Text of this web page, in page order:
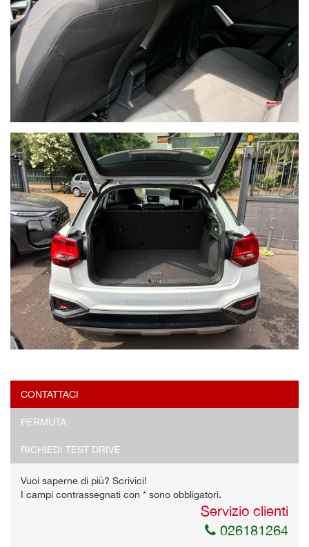
CONTATTACI
PERMUTA
RICHIEDI TEST DRIVE
Vuoi saperne di più? Scrivici!
I campi contrassegnati con * sono obbligatori.
Servizio clienti
026181264